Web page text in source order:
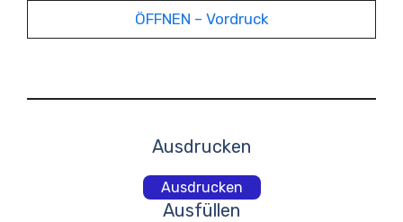
ÖFFNEN – Vordruck
Ausdrucken
Ausdrucken
Ausfüllen